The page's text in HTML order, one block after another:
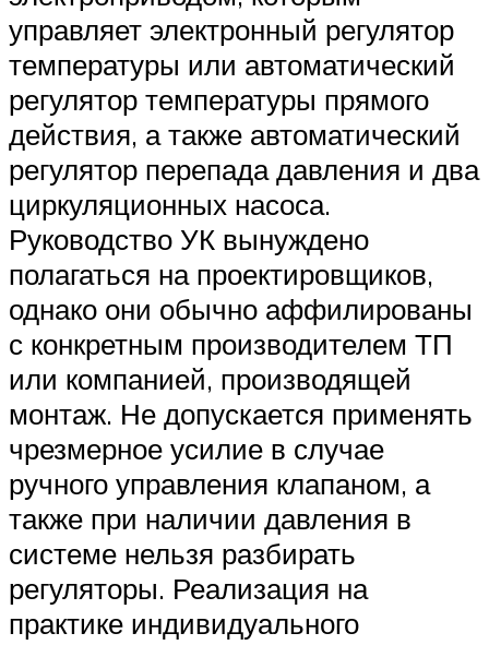
управляет электронный регулятор
температуры или автоматический
регулятор температуры прямого
действия, а также автоматический
регулятор перепада давления и два
циркуляционных насоса.
Руководство УК вынуждено
полагаться на проектировщиков,
однако они обычно аффилированы
с конкретным производителем ТП
или компанией, производящей
монтаж. Не допускается применять
чрезмерное усилие в случае
ручного управления клапаном, а
также при наличии давления в
системе нельзя разбирать
регуляторы. Реализация на
практике индивидуального